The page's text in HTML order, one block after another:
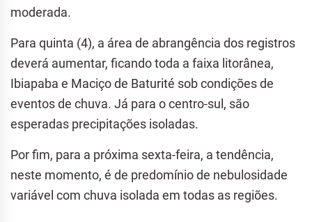
moderada.
Para quinta (4), a área de abrangência dos registros
deverá aumentar, ficando toda a faixa litorânea,
Ibiapaba e Maciço de Baturité sob condições de
eventos de chuva. Já para o centro-sul, são
esperadas precipitações isoladas.
Por fim, para a próxima sexta-feira, a tendência,
neste momento, é de predomínio de nebulosidade
variável com chuva isolada em todas as regiões.